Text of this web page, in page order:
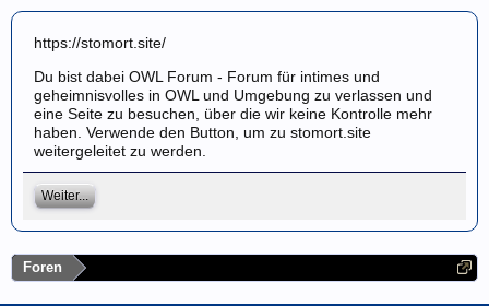
https://stomort.site/
Du bist dabei OWL Forum - Forum für intimes und
geheimnisvolles in OWL und Umgebung zu verlassen und
eine Seite zu besuchen, über die wir keine Kontrolle mehr
haben. Verwende den Button, um zu stomort.site
weitergeleitet zu werden.
Weiter...
Foren